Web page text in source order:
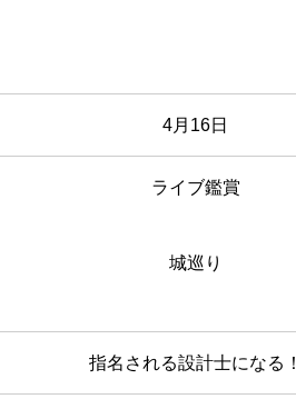
4月16日
ライブ鑑賞
城巡り
指名される設計士になる！